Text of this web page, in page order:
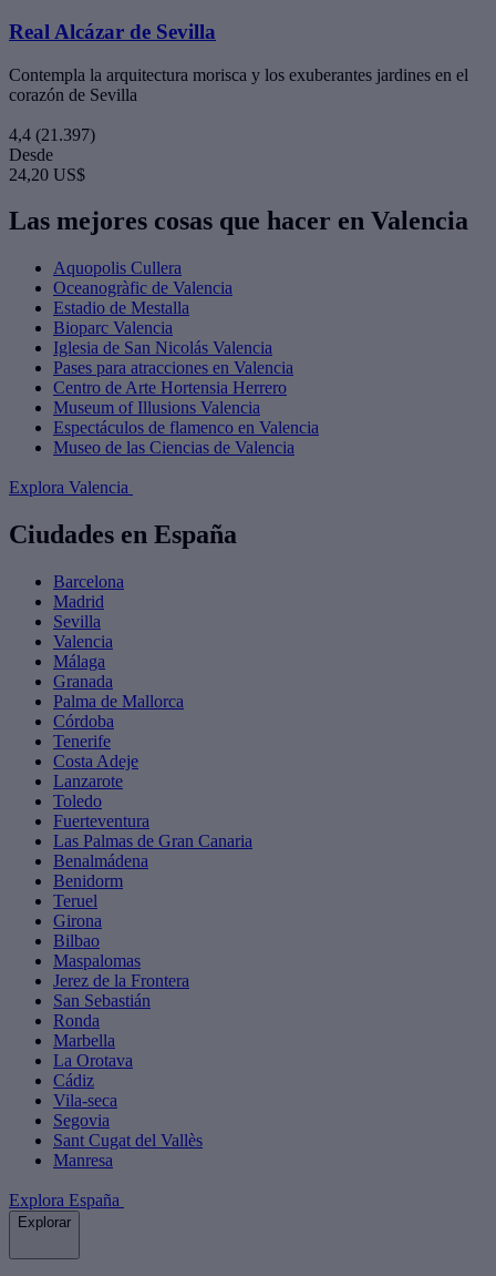
Real Alcázar de Sevilla
Contempla la arquitectura morisca y los exuberantes jardines en el
corazón de Sevilla
4,4 (21.397)
Desde
24,20 US$
Las mejores cosas que hacer en Valencia
Aquopolis Cullera
Oceanogràfic de Valencia
Estadio de Mestalla
Bioparc Valencia
Iglesia de San Nicolás Valencia
Pases para atracciones en Valencia
Centro de Arte Hortensia Herrero
Museum of Illusions Valencia
Espectáculos de flamenco en Valencia
Museo de las Ciencias de Valencia
Explora Valencia
Ciudades en España
Barcelona
Madrid
Sevilla
Valencia
Málaga
Granada
Palma de Mallorca
Córdoba
Tenerife
Costa Adeje
Lanzarote
Toledo
Fuerteventura
Las Palmas de Gran Canaria
Benalmádena
Benidorm
Teruel
Girona
Bilbao
Maspalomas
Jerez de la Frontera
San Sebastián
Ronda
Marbella
La Orotava
Cádiz
Vila-seca
Segovia
Sant Cugat del Vallès
Manresa
Explora España
Explorar